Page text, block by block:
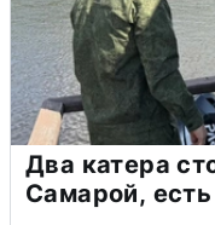
Два катера
Самарой,